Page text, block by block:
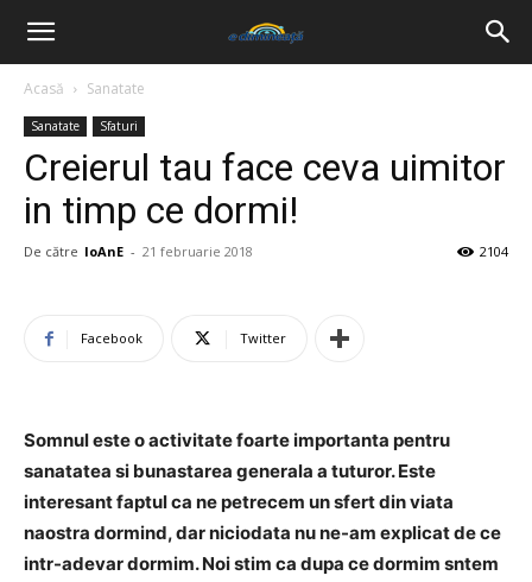
Acasă Sanatate
Sanatate Sfaturi
Creierul tau face ceva uimitor
in timp ce dormi!
De către IoAnE - 21 februarie 2018 2104
Facebook Twitter
Somnul este o activitate foarte importanta pentru
sanatatea si bunastarea generala a tuturor. Este
interesant faptul ca ne petrecem un sfert din viata
naostra dormind, dar niciodata nu ne-am explicat de ce
intr-adevar dormim. Noi stim ca dupa ce dormim sntem